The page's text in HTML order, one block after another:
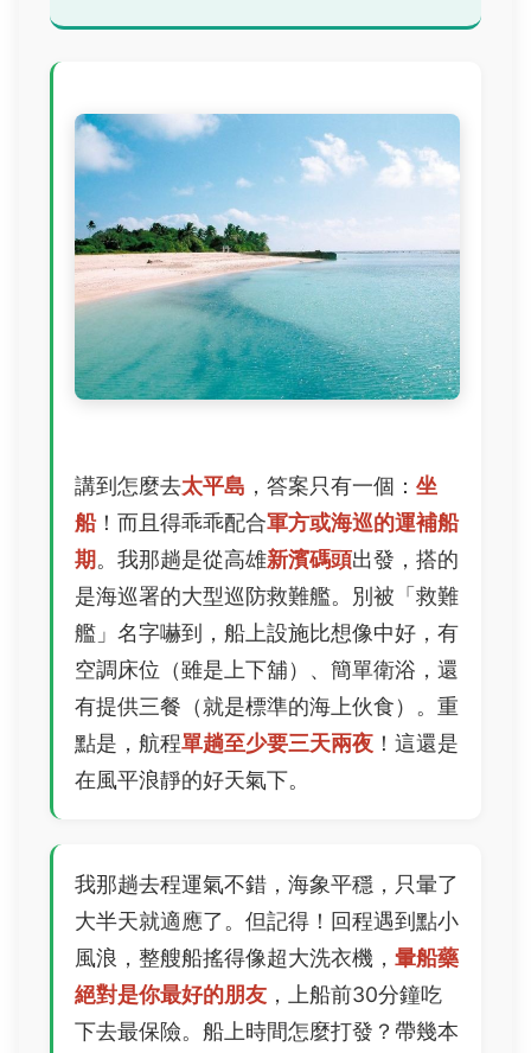
講到怎麼去太平島 ，答案只有一個： 坐
船！而且得乖乖配合軍方或海巡的運補船
期。我那趟是從高雄新濱碼頭出發，搭的
是海巡署的大型巡防救難艦。別被「救難
艦」名字嚇到，船上設施比想像中好，有
空調床位（雖是上下舖）、簡單衛浴，還
有提供三餐（就是標準的海上伙食）。重
點是，航程單趟至少要三天兩夜！這還是
在風平浪靜的好天氣下。
我那趟去程運氣不錯，海象平穩，只暈了
大半天就適應了。但記得！回程遇到點小
風浪，整艘船搖得像超大洗衣機， 暈船藥
絕對是你最好的朋友，上船前30分鐘吃
下去最保險。船上時間怎麼打發？帶幾本